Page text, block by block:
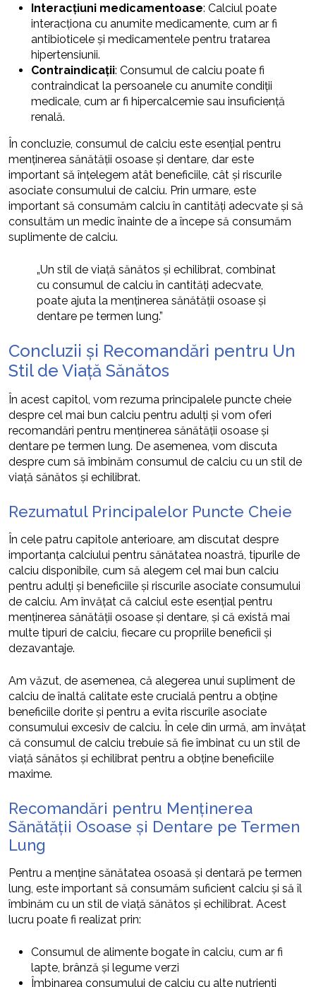
Interacțiuni medicamentoase: Calciul poate
interacționa cu anumite medicamente, cum ar fi
antibioticele și medicamentele pentru tratarea
hipertensiunii.
Contraindicații: Consumul de calciu poate fi
contraindicat la persoanele cu anumite condiții
medicale, cum ar fi hipercalcemie sau insuficiență
renală.
În concluzie, consumul de calciu este esențial pentru
menținerea sănătății osoase și dentare, dar este
important să înțelegem atât beneficiile, cât și riscurile
asociate consumului de calciu. Prin urmare, este
important să consumăm calciu în cantități adecvate și să
consultăm un medic înainte de a începe să consumăm
suplimente de calciu.
„Un stil de viață sănătos și echilibrat, combinat
cu consumul de calciu în cantități adecvate,
poate ajuta la menținerea sănătății osoase și
dentare pe termen lung.”
Concluzii și Recomandări pentru Un
Stil de Viață Sănătos
În acest capitol, vom rezuma principalele puncte cheie
despre cel mai bun calciu pentru adulți și vom oferi
recomandări pentru menținerea sănătății osoase și
dentare pe termen lung. De asemenea, vom discuta
despre cum să îmbinăm consumul de calciu cu un stil de
viață sănătos și echilibrat.
Rezumatul Principalelor Puncte Cheie
În cele patru capitole anterioare, am discutat despre
importanța calciului pentru sănătatea noastră, tipurile de
calciu disponibile, cum să alegem cel mai bun calciu
pentru adulți și beneficiile și riscurile asociate consumului
de calciu. Am învățat că calciul este esențial pentru
menținerea sănătății osoase și dentare, și că există mai
multe tipuri de calciu, fiecare cu propriile beneficii și
dezavantaje.
Am văzut, de asemenea, că alegerea unui supliment de
calciu de înaltă calitate este crucială pentru a obține
beneficiile dorite și pentru a evita riscurile asociate
consumului excesiv de calciu. În cele din urmă, am învățat
că consumul de calciu trebuie să fie îmbinat cu un stil de
viață sănătos și echilibrat pentru a obține beneficiile
maxime.
Recomandări pentru Menținerea
Sănătății Osoase și Dentare pe Termen
Lung
Pentru a menține sănătatea osoasă și dentară pe termen
lung, este important să consumăm suficient calciu și să îl
îmbinăm cu un stil de viață sănătos și echilibrat. Acest
lucru poate fi realizat prin:
Consumul de alimente bogate în calciu, cum ar fi
lapte, brânză și legume verzi
Îmbinarea consumului de calciu cu alte nutrienți